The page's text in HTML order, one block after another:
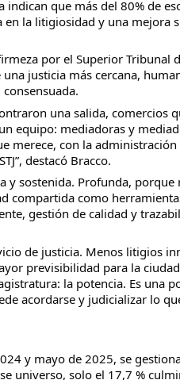
indican que más del 80% de
la litigiosidad y una mejora
por el Superior Tribunal
justicia más cercana,
una salida, comercios
equipo: mediadoras y
merece, con la
destacó Bracco.
y sostenida. Profunda,
compartida como
gestión de calidad y
de justicia. Menos litigios
previsibilidad para la
la potencia. Es una
acordarse y judicializar lo
y mayo de 2025, se
universo, solo el 17,7 %